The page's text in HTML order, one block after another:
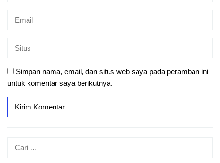
Simpan nama, email, dan situs web saya pada peramban ini
untuk komentar saya berikutnya.